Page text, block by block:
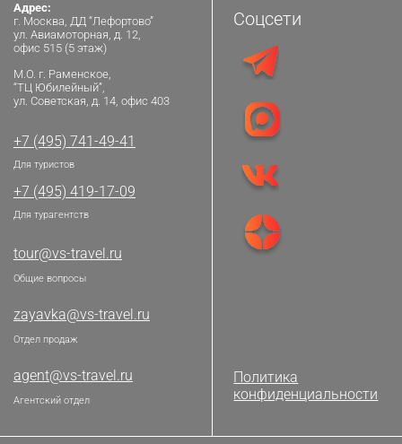
Адрес:
г. Москва, ДД “Лефортово”
ул. Авиамоторная, д. 12,
офис 515 (5 этаж)
М.О. г. Раменское,
“ТЦ Юбилейный”,
ул. Советская, д. 14, офис 403
+7 (495) 741-49-41
Для туристов
+7 (495) 419-17-09
Для турагентств
tour@vs-travel.ru
Общие вопросы
zayavka@vs-travel.ru
Отдел продаж
agent@vs-travel.ru
Агентский отдел
Соцсети
Политика
конфиденциальности